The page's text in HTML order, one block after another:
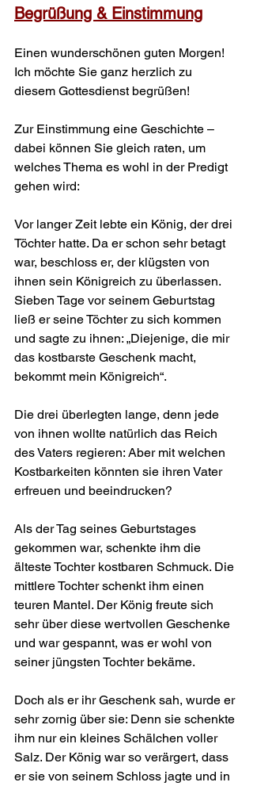
Begrüßung & Einstimmung
Einen wunderschönen guten Morgen!
Ich möchte Sie ganz herzlich zu
diesem Gottesdienst begrüßen!
Zur Einstimmung eine Geschichte –
dabei können Sie gleich raten, um
welches Thema es wohl in der Predigt
gehen wird:
Vor langer Zeit lebte ein König, der drei
Töchter hatte. Da er schon sehr betagt
war, beschloss er, der klügsten von
ihnen sein Königreich zu überlassen.
Sieben Tage vor seinem Geburtstag
ließ er seine Töchter zu sich kommen
und sagte zu ihnen: „Diejenige, die mir
das kostbarste Geschenk macht,
bekommt mein Königreich“.
Die drei überlegten lange, denn jede
von ihnen wollte natürlich das Reich
des Vaters regieren: Aber mit welchen
Kostbarkeiten könnten sie ihren Vater
erfreuen und beeindrucken?
Als der Tag seines Geburtstages
gekommen war, schenkte ihm die
älteste Tochter kostbaren Schmuck. Die
mittlere Tochter schenkt ihm einen
teuren Mantel. Der König freute sich
sehr über diese wertvollen Geschenke
und war gespannt, was er wohl von
seiner jüngsten Tochter bekäme.
Doch als er ihr Geschenk sah, wurde er
sehr zornig über sie: Denn sie schenkte
ihm nur ein kleines Schälchen voller
Salz. Der König war so verärgert, dass
er sie von seinem Schloss jagte und in